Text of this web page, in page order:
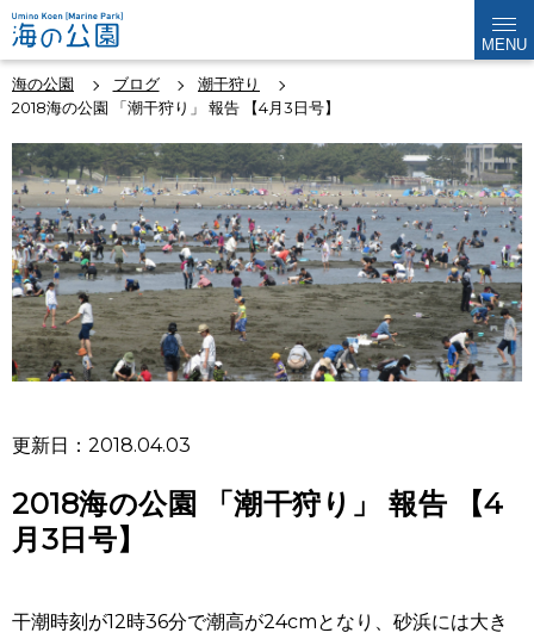
MENU
海の公園 ブログ
潮干狩り
2018海の公園 「潮干狩り」 報告 【4月3日号】
更新日：2018.04.03
2018海の公園 「潮干狩り」 報告 【4
月3日号】
干潮時刻が12時36分で潮高が24cmとなり、砂浜には大き